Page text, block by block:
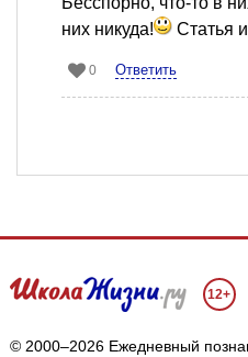
них никуда!
Статья
0 Ответить
12+
© 2000–2026 Ежедневный